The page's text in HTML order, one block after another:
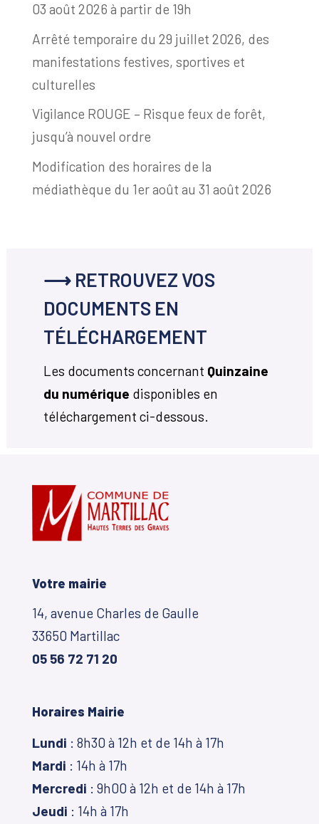
03 août 2026 à partir de 19h
Arrêté temporaire du 29 juillet 2026, des
manifestations festives, sportives et
culturelles
Vigilance ROUGE – Risque feux de forêt,
jusqu’à nouvel ordre
Modification des horaires de la
médiathèque du 1er août au 31 août 2026
⟶ RETROUVEZ VOS
DOCUMENTS EN
TÉLÉCHARGEMENT
Les documents concernant Quinzaine
du numérique disponibles en
téléchargement ci-dessous.
Votre mairie
14, avenue Charles de Gaulle
33650 Martillac
05 56 72 71 20
Horaires Mairie
Lundi : 8h30 à 12h et de 14h à 17h
Mardi : 14h à 17h
Mercredi : 9h00 à 12h et de 14h à 17h
Jeudi : 14h à 17h